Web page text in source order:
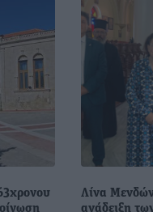
Λίνα
ανάδειξη